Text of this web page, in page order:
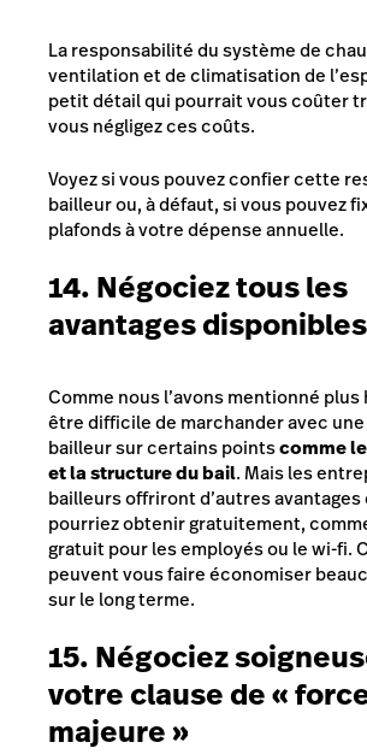
La responsabilité du système de
ventilation et de climatisation de
petit détail qui pourrait vous coûter
vous négligez ces coûts.
Voyez si vous pouvez confier cette
bailleur ou, à défaut, si vous pouvez
plafonds à votre dépense annuelle.
14. Négociez tous les
avantages disponibles
Comme nous l’avons mentionné
être difficile de marchander avec
bailleur sur certains pointscomme
et la structure du bail. Mais les
bailleurs offriront d’autres avantages
pourriez obtenir gratuitement,
gratuit pour les employés ou le wi-fi.
peuvent vous faire économiser
sur le long terme.
15. Négociez
votre clause de«
majeure»